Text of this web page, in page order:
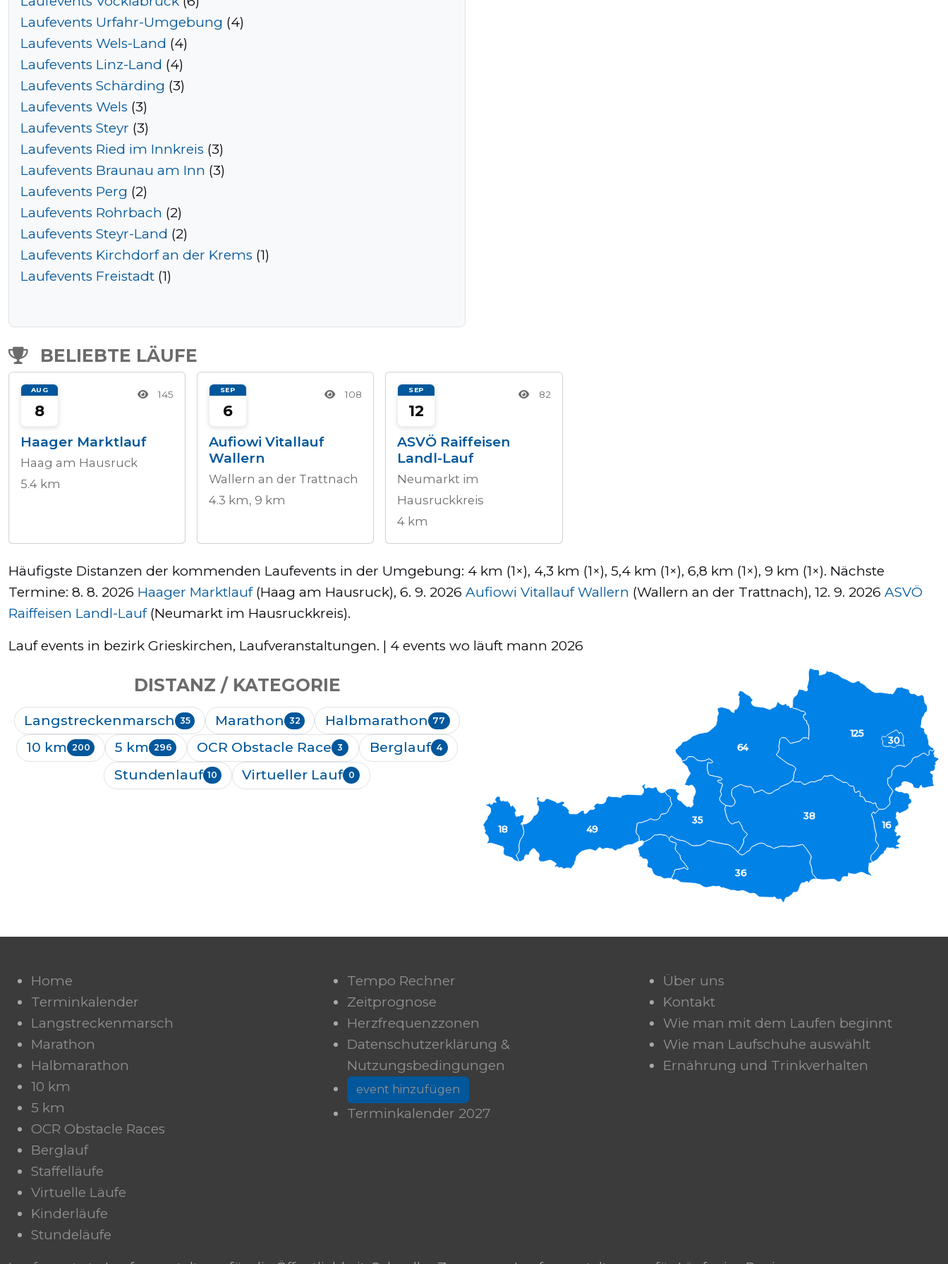
Tempo
Rechner
Wettkampfzeit-
Prognose
Herzfrequenzzonen
Event
hinzufügen
Laufevents Urfahr-Umgebung (4)
Laufevents Wels-Land (4)
Laufevents Linz-Land (4)
Laufevents Schärding (3)
Laufevents Wels (3)
Laufevents Steyr (3)
Laufevents Ried im Innkreis (3)
Laufevents Braunau am Inn (3)
Laufevents Perg (2)
Laufevents Rohrbach (2)
Laufevents Steyr-Land (2)
Laufevents Kirchdorf an der Krems (1)
Laufevents Freistadt (1)
BELIEBTE LÄUFE
AUG
8
145
Haager Marktlauf
Haag am Hausruck
5.4 km
SEP
6
108
Aufiowi Vitallauf
Wallern
Wallern an der Trattnach
4.3 km, 9 km
SEP
12
82
ASVÖ Raiffeisen
Landl-Lauf
Neumarkt im
Hausruckkreis
4 km
Häufigste Distanzen der kommenden Laufevents in der Umgebung: 4 km (1×), 4,3 km (1×), 5,4 km (1×), 6,8 km (1×), 9 km (1×). Nächste
Termine: 8. 8. 2026 Haager Marktlauf(Haag am Hausruck), 6. 9. 2026 Aufiowi Vitallauf Wallern (Wallern an der Trattnach), 12. 9. 2026 ASVÖ
Raiffeisen Landl-Lauf(Neumarkt im Hausruckkreis).
Lauf events in bezirk Grieskirchen, Laufveranstaltungen. | 4 events wo läuft mann 2026
DISTANZ / KATEGORIE
Langstreckenmarsch 35 Marathon 32 Halbmarathon 77
10 km 200 5 km 296 OCR Obstacle Race 3 Berglauf 4
Stundenlauf 10 Virtueller Lauf 0
18 16
38
36
64
35
49
125
30
Home
Terminkalender
Langstreckenmarsch
Marathon
Halbmarathon
10 km
5 km
OCR Obstacle Races
Berglauf
Staffelläufe
Virtuelle Läufe
Kinderläufe
Stundeläufe
Tempo Rechner
Zeitprognose
Herzfrequenzzonen
Datenschutzerklärung &
Nutzungsbedingungen
event hinzufügen
Terminkalender 2027
Über uns
Kontakt
Wie man mit dem Laufen beginnt
Wie man Laufschuhe auswählt
Ernährung und Trinkverhalten